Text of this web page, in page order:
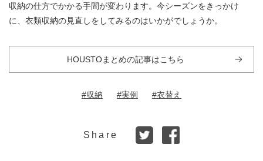
収納の仕方でかかる手間が変わります。今シーズンをきっかけ
に、衣類収納の見直しをしてみるのはいかがでしょうか。
HOUSTOまとめの記事はこちら
#収納 #実例 #衣替え
Share